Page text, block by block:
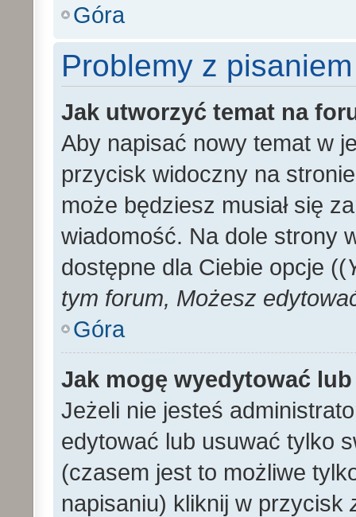
Góra
Problemy z pisaniem
Jak utworzyć temat na
Aby napisać nowy temat w
przycisk widoczny na
może będziesz musiał się
wiadomość. Na dole strony
dostępne dla Ciebie opcje ((
tym forum, Możesz
Góra
Jak mogę wyedytować
Jeżeli nie jesteś
edytować lub usuwać tylko
(czasem jest to możliwe
napisaniu) kliknij w przycisk